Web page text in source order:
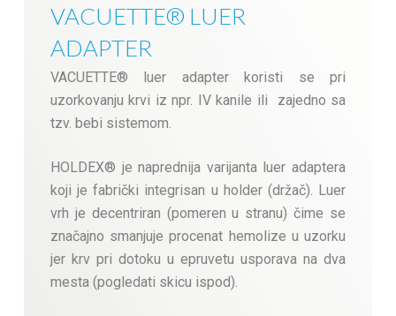
VACUETTE® LUER
ADAPTER
VACUETTE® luer adapter koristi se pri
uzorkovanju krvi iz npr. IV kanile ili zajedno sa
tzv. bebi sistemom.
HOLDEX® je naprednija varijanta luer adaptera
koji je fabrički integrisan u holder (držač). Luer
vrh je decentriran (pomeren u stranu) čime se
značajno smanjuje procenat hemolize u uzorku
jer krv pri dotoku u epruvetu usporava na dva
mesta (pogledati skicu ispod).